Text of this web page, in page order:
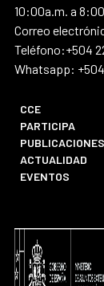
10:00a.m. a
Correo
Teléfono:+504
Whatsapp:
CCE
PARTICIPA
PUBLICACIONES
ACTUALIDAD
EVENTOS